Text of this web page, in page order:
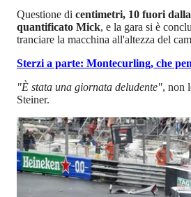
Questione di centimetri, 10 fuori
quantificato Mick, e la gara si è
tranciare la macchina all'altezza del
Sterzi a parte: Montecurling, che
"È stata una giornata deludente", non
Steiner.